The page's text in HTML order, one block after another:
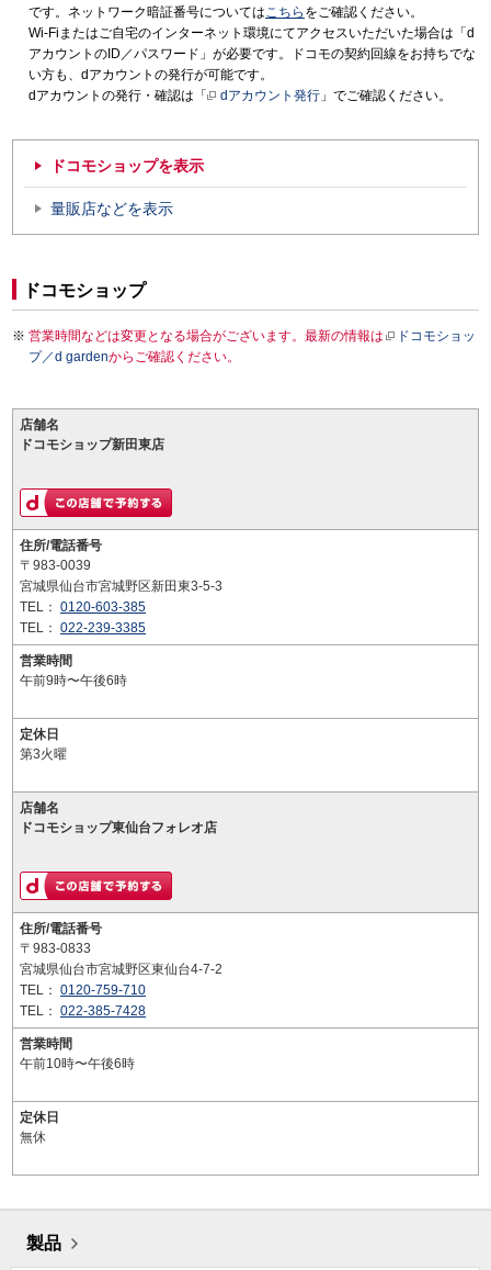
です。ネットワーク暗証番号についてはこちら をご確認ください。
Wi-Fiまたはご自宅のインターネット環境にてアクセスいただいた場合は「d
アカウントのID／パスワード」が必要です。ドコモの契約回線をお持ちでな
い方も、dアカウントの発行が可能です。
dアカウントの発行・確認は「
dアカウント発行 」でご確認ください。
ドコモショップを表示
量販店などを表示
ドコモショップ
営業時間などは変更となる場合がございます。最新の情報は
ドコモショッ
プ／d gardenからご確認ください。
店舗名
ドコモショップ新田東店
住所/電話番号
〒983-0039
宮城県仙台市宮城野区新田東3-5-3
TEL： 0120-603-385
TEL： 022-239-3385
営業時間
午前9時〜午後6時
定休日
第3火曜
店舗名
ドコモショップ東仙台フォレオ店
住所/電話番号
〒983-0833
宮城県仙台市宮城野区東仙台4-7-2
TEL： 0120-759-710
TEL： 022-385-7428
営業時間
午前10時〜午後6時
定休日
無休
製品